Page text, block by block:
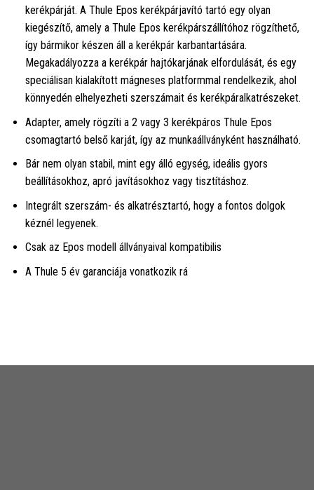
kerékpárját. A Thule Epos kerékpárjavító tartó egy olyan
kiegészítő, amely a Thule Epos kerékpárszállítóhoz rögzíthető,
így bármikor készen áll a kerékpár karbantartására.
Megakadályozza a kerékpár hajtókarjának elfordulását, és egy
speciálisan kialakított mágneses platformmal rendelkezik, ahol
könnyedén elhelyezheti szerszámait és kerékpáralkatrészeket.
Adapter, amely rögzíti a 2 vagy 3 kerékpáros Thule Epos
csomagtartó belső karját, így az munkaállványként használható.
Bár nem olyan stabil, mint egy álló egység, ideális gyors
beállításokhoz, apró javításokhoz vagy tisztításhoz.
Integrált szerszám- és alkatrésztartó, hogy a fontos dolgok
kéznél legyenek.
Csak az Epos modell állványaival kompatibilis
A Thule 5 év garanciája vonatkozik rá